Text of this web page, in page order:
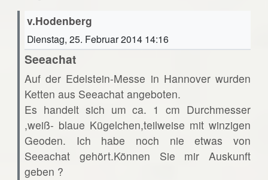
v.Hodenberg
Dienstag, 25. Februar 2014 14:16
Seeachat
Auf der Edelstein-Messe in Hannover wurden
Ketten aus Seeachat angeboten.
Es handelt sich um ca. 1 cm Durchmesser
,weiß- blaue Kügelchen,teilweise mit winzigen
Geoden. Ich habe noch nie etwas von
Seeachat gehört.Können Sie mir Auskunft
geben ?